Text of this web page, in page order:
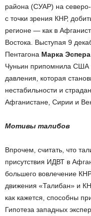
района (СУАР) на
с точки зрения КНР,
регионе — как в
Востока. Выступая 9
Пентагона Марка Эспера
Чуньин припомнила США
давления, которая
нестабильности и
Афганистане, Сирии и
Мотивы талибов
Впрочем, считать, что
присутствия ИДВТ в
большего вовлечение
движения «Талибан» и
как кажется, способны
Гипотеза западных